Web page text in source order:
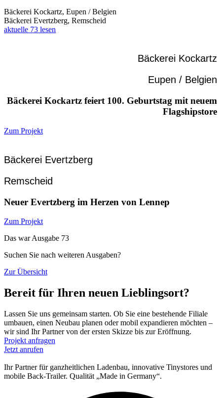
Bäckerei Kockartz, Eupen / Belgien
Bäckerei Evertzberg, Remscheid
aktuelle 73 lesen
Bäckerei Kockartz
Eupen / Belgien
Bäckerei Kockartz feiert 100. Geburtstag mit neuem
Flagshipstore
Zum Projekt
Bäckerei Evertzberg
Remscheid
Neuer Evertzberg im Herzen von Lennep
Zum Projekt
Das war Ausgabe 73
Suchen Sie nach weiteren Ausgaben?
Zur Übersicht
Bereit für Ihren neuen Lieblingsort?
Lassen Sie uns gemeinsam starten. Ob Sie eine bestehende Filiale
umbauen, einen Neubau planen oder mobil expandieren möchten –
wir sind Ihr Partner von der ersten Skizze bis zur Eröffnung.
Projekt anfragen
Jetzt anrufen
Ihr Partner für ganzheitlichen Ladenbau, innovative Tinystores und
mobile Back-Trailer. Qualität „Made in Germany“.